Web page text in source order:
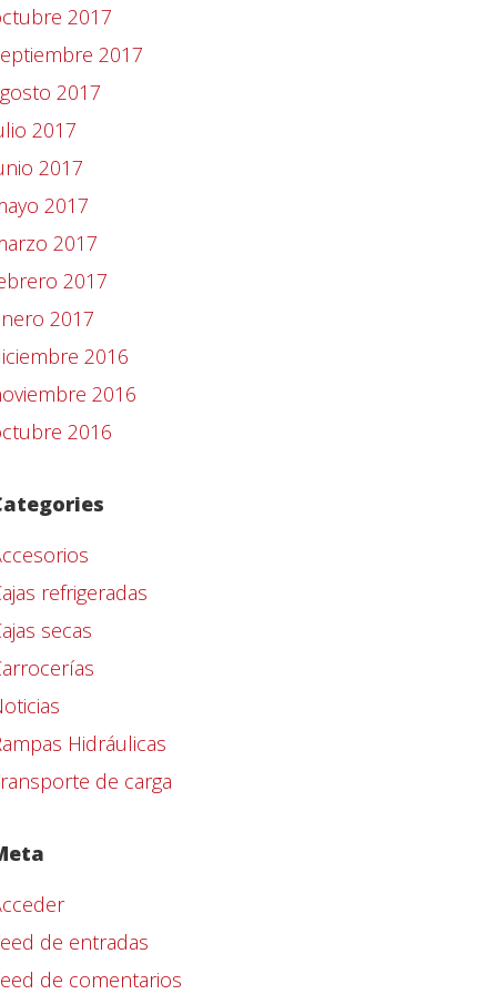
2017
2017
2017
2017
2017
2017
2017
2017
2017
2016
2016
2016
refrigeradas
secas
Hidráulicas
de carga
de entradas
de comentarios